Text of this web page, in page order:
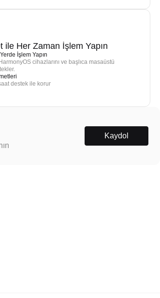
ile Her Zaman İşlem Yapın
İşlem Yapın
cihazlarını ve başlıca masaüstü
destek ile korur
Kaydol